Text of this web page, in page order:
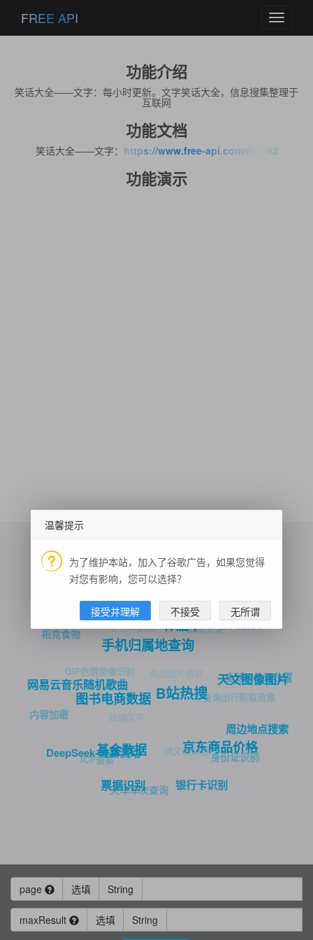
Toggle
FREE API
功能介绍
笑话大全——文字：每小时更新。文字笑话大全，信息搜集整理于
互联网
功能文档
笑话大全——文字： https://www.free-api.com/doc/92
功能演示
DeepSeek-硅基流动
票据识别
基金数据
图书电商数据
网易云音乐随机歌曲
内容加密
ICP备案
火车车次查询 银行卡识别
京东商品价格
B站热搜
手机归属地查询
垃圾分类查询
相克食物
GIF色情图像识别
邮编区号
词义相似度身份证识别
周边地点搜索
天文图像图片
体脂率
音乐ID获取
查询出行防疫政策
全球IP地理位置
新闻摘要
新闻头条
page 选填 String
maxResult 选填 String
温馨提示
为了维护本站，加入了谷歌广告，如果您觉得
对您有影响，您可以选择？
接受并理解 不接受 无所谓